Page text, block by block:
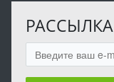
РАССЫЛКА